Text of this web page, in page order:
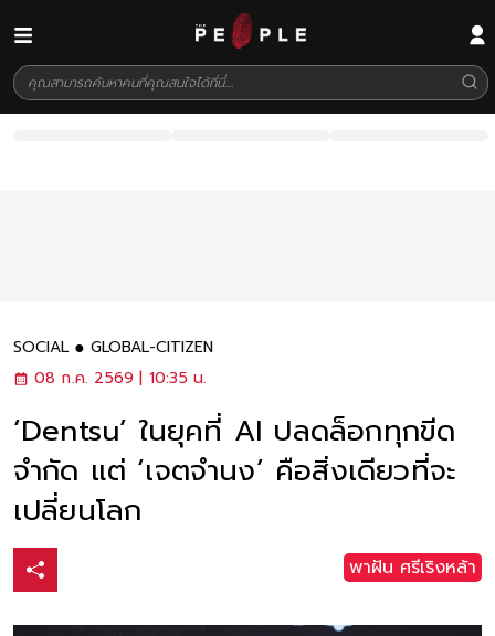
SOCIAL
GLOBAL-CITIZEN
08 ก.ค. 2569 | 10:35 น.
‘Dentsu’ ในยุคที่ AI ปลดล็อกทุกขีด
จำกัด แต่ ‘เจตจำนง’ คือสิ่งเดียวที่จะ
เปลี่ยนโลก
พาฝัน ศรีเริงหล้า